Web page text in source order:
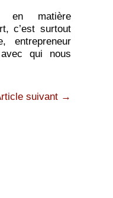
en matière
c’est surtout
entrepreneur
qui nous
suivant →